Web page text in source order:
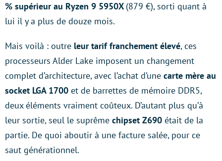
% supérieur au Ryzen 9 5950X (879 €), sorti quant à
lui il y a plus de douze mois.
Mais voilà : outre leur tarif franchement élevé, ces
processeurs Alder Lake imposent un changement
complet d’architecture, avec l’achat d’une carte mère au
socket LGA 1700 et de barrettes de mémoire DDR5,
deux éléments vraiment coûteux. D’autant plus qu’à
leur sortie, seul le suprême chipset Z690 était de la
partie. De quoi aboutir à une facture salée, pour ce
saut générationnel.